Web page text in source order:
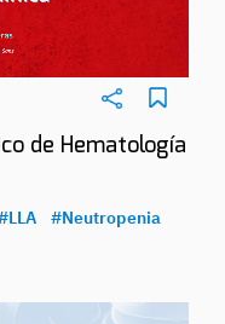
de Hematología
#Neutropenia